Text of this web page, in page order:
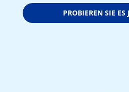
PROBIEREN SIE ES